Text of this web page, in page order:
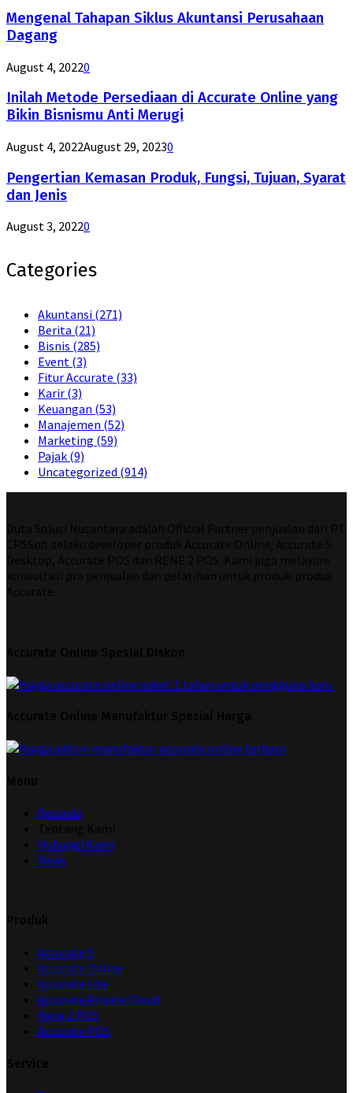
Mengenal Tahapan Siklus Akuntansi Perusahaan
Dagang
August 4, 20220
Inilah Metode Persediaan di Accurate Online yang
Bikin Bisnismu Anti Merugi
August 4, 2022August 29, 20230
Pengertian Kemasan Produk, Fungsi, Tujuan, Syarat
dan Jenis
August 3, 20220
Categories
Akuntansi (271)
Berita (21)
Bisnis (285)
Event (3)
Fitur Accurate (33)
Karir (3)
Keuangan (53)
Manajemen (52)
Marketing (59)
Pajak (9)
Uncategorized (914)
Beranda
Hubungi Kami
News
Accurate 5
Accurate Online
Accurate Lite
Accurate Private Cloud
Rene 2 POS
Accurate POS